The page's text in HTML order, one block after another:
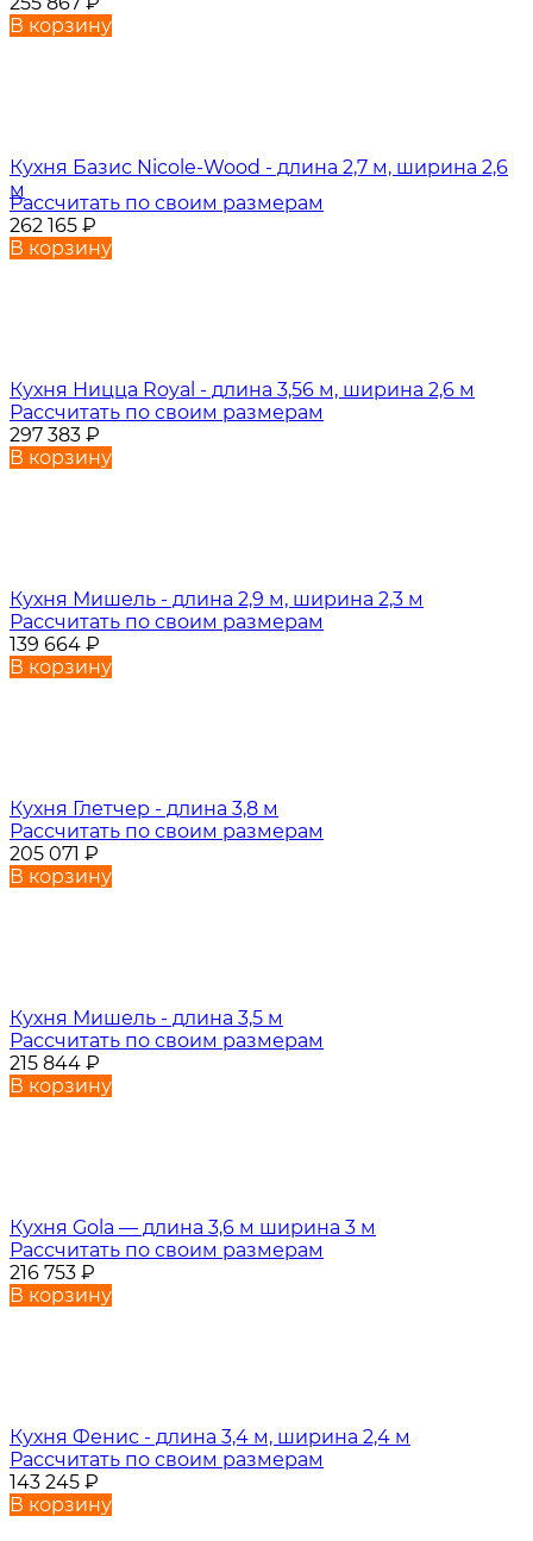
В корзину
Кухня Базис Nicole-Wood - длина 2,7 м, ширина 2,6
м
Рассчитать по своим размерам
262 165 ₽
В корзину
Кухня Ницца Royal - длина 3,56 м, ширина 2,6 м
Рассчитать по своим размерам
297 383 ₽
В корзину
Кухня Мишель - длина 2,9 м, ширина 2,3 м
Рассчитать по своим размерам
139 664 ₽
В корзину
Кухня Глетчер - длина 3,8 м
Рассчитать по своим размерам
205 071 ₽
В корзину
Кухня Мишель - длина 3,5 м
Рассчитать по своим размерам
215 844 ₽
В корзину
Кухня Gola — длина 3,6 м ширина 3 м
Рассчитать по своим размерам
216 753 ₽
В корзину
Кухня Фенис - длина 3,4 м, ширина 2,4 м
Рассчитать по своим размерам
143 245 ₽
В корзину